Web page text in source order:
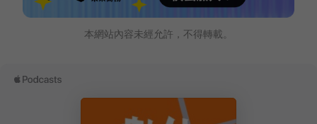
本網站內容未經允許，不得轉載。